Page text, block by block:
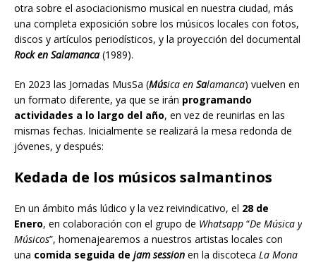
otra sobre el asociacionismo musical en nuestra ciudad, más
una completa exposición sobre los músicos locales con fotos,
discos y artículos periodísticos, y la proyección del documental
Rock en Salamanca(1989).
En 2023 las Jornadas MusSa (Música en Salamanca) vuelven en
un formato diferente, ya que se irán programando
actividades a lo largo del año, en vez de reunirlas en las
mismas fechas. Inicialmente se realizará la mesa redonda de
jóvenes, y después:
Kedada de los músicos salmantinos
En un ámbito más lúdico y la vez reivindicativo, el 28 de
Enero, en colaboración con el grupo de Whatsapp “De Música y
Músicos”, homenajearemos a nuestros artistas locales con
una comida seguida de jam session en la discoteca La Mona